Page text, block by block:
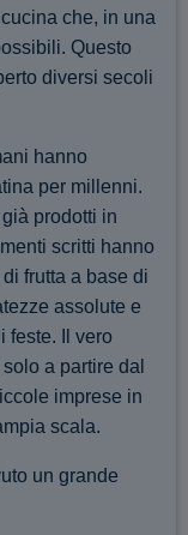
che, in una
Questo
diversi secoli
hanno
per millenni.
prodotti in
scritti hanno
frutta a base di
assolute e
feste. Il vero
a partire dal
imprese in
scala.
un grande